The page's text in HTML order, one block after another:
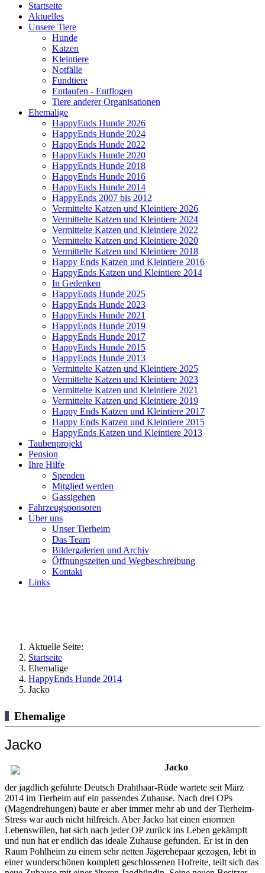
Startseite
Aktuelles
Unsere Tiere
Hunde
Katzen
Kleintiere
Notfälle
Fundtiere
Entlaufen - Entflogen
Tiere anderer Organisationen
Ehemalige
HappyEnds Hunde 2026
HappyEnds Hunde 2024
HappyEnds Hunde 2022
HappyEnds Hunde 2020
HappyEnds Hunde 2018
HappyEnds Hunde 2016
HappyEnds Hunde 2014
HappyEnds 2007 bis 2012
Vermittelte Katzen und Kleintiere 2026
Vermittelte Katzen und Kleintiere 2024
Vermittelte Katzen und Kleintiere 2022
Vermittelte Katzen und Kleintiere 2020
Vermittelte Katzen und Kleintiere 2018
Happy Ends Katzen und Kleintiere 2016
HappyEnds Katzen und Kleintiere 2014
In Gedenken
HappyEnds Hunde 2025
HappyEnds Hunde 2023
HappyEnds Hunde 2021
HappyEnds Hunde 2019
HappyEnds Hunde 2017
HappyEnds Hunde 2015
HappyEnds Hunde 2013
Vermittelte Katzen und Kleintiere 2025
Vermittelte Katzen und Kleintiere 2023
Vermittelte Katzen und Kleintiere 2021
Vermittelte Katzen und Kleintiere 2019
Happy Ends Katzen und Kleintiere 2017
Happy Ends Katzen und Kleintiere 2015
HappyEnds Katzen und Kleintiere 2013
Taubenprojekt
Pension
Ihre Hilfe
Spenden
Mitglied werden
Gassigehen
Fahrzeugsponsoren
Über uns
Unser Tierheim
Das Team
Bildergalerien und Archiv
Öffnungszeiten und Wegbeschreibung
Kontakt
Links
Aktuelle Seite:
Startseite
Ehemalige
HappyEnds Hunde 2014
Jacko
Ehemalige
Jacko
Jacko
der jagdlich geführte Deutsch Drahthaar-Rüde wartete seit März
2014 im Tierheim auf ein passendes Zuhause. Nach drei OPs
(Magendrehungen) baute er aber immer mehr ab und der Tierheim-
Stress war auch nicht hilfreich. Aber Jacko hat einen enormen
Lebenswillen, hat sich nach jeder OP zurück ins Leben gekämpft
und nun hat er endlich das ideale Zuhause gefunden. Er ist in den
Raum Pohlheim zu einem sehr netten Jägerehepaar gezogen, lebt in
einer wunderschönen komplett geschlossenen Hofreite, teilt sich das